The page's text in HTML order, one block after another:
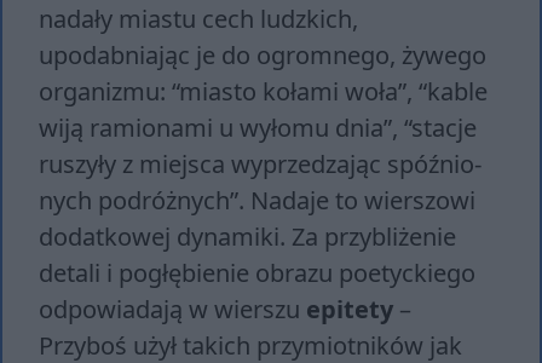
nadały miastu cech ludzkich,
upodabniając je do ogromnego, żywego
organizmu: “mia­sto ko­ła­mi woła”, “ka­ble
wiją ra­mio­na­mi u wy­ło­mu dnia”, “sta­cje
ru­szy­ły z miej­sca wy­prze­dza­jąc spóź­nio­
nych po­dróż­nych”. Nadaje to wierszowi
dodatkowej dynamiki. Za przybliżenie
detali i pogłębienie obrazu poetyckiego
odpowiadają w wierszu epitety –
Przyboś użył takich przymiotników jak